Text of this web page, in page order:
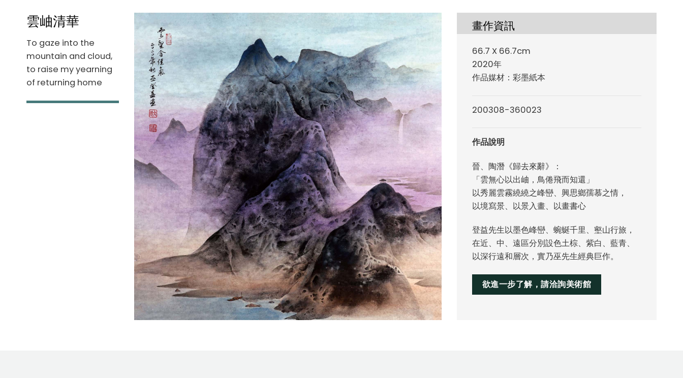
雲岫清華
To gaze into the
mountain and cloud,
to raise my yearning
of returning home
畫作資訊
66.7 X 66.7cm
2020年
作品媒材：彩墨紙本
200308-360023
作品說明
晉、陶潛《歸去來辭》：
「雲無心以出岫，鳥倦飛而知還」
以秀麗雲霧繞繞之峰巒、興思鄉孺慕之情，
以境寫景、以景入畫、以畫書心
登益先生以墨色峰巒、蜿蜒千里、壑山行旅，
在近、中、遠區分別設色土棕、紫白、藍青、
以深行遠和層次，實乃巫先生經典巨作。
欲進一步了解，請洽詢美術館